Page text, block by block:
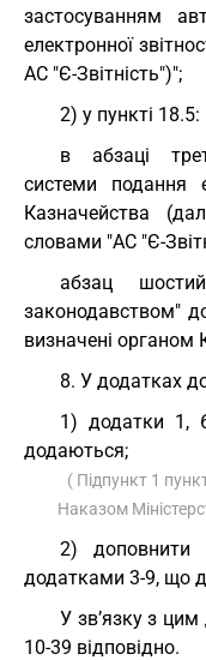
застосуванням
електронної
АС "Є-Звітність")";
2) у пункті 18.5:
в абзаці
системи подання
Казначейства
словами "АС "Є-
абзац
законодавством"
визначені органом
8. У додатках
1) додатки 1,
додаються;
( Підпункт 1
Наказом
2) доповнити
додатками 3-9, що
У зв’язку з
10-39 відповідно.